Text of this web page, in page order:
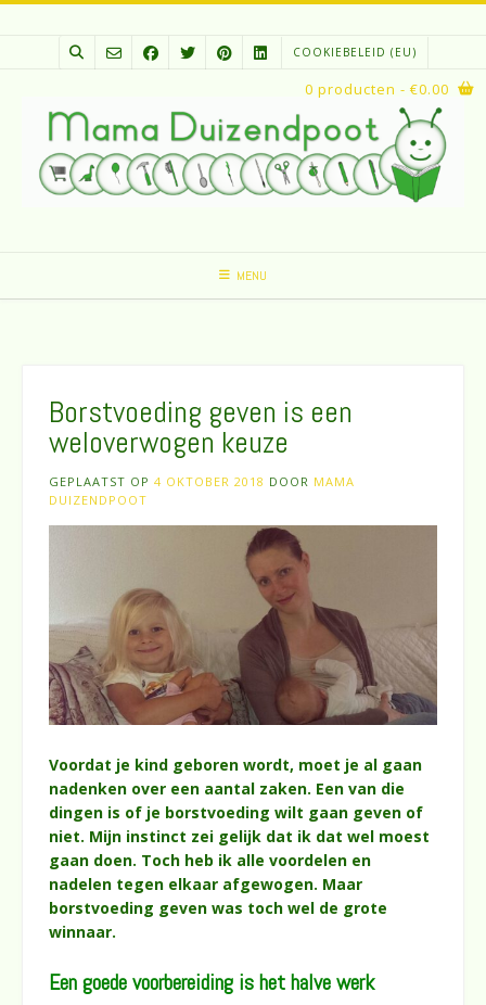
Spring
COOKIEBELEID (EU)
MENU
0 producten - €0.00
Borstvoeding geven is een
weloverwogen keuze
GEPLAATST OP 4 OKTOBER 2018 DOOR MAMA
DUIZENDPOOT
Voordat je kind geboren wordt, moet je al gaan
nadenken over een aantal zaken. Een van die
dingen is of je borstvoeding wilt gaan geven of
niet. Mijn instinct zei gelijk dat ik dat wel moest
gaan doen. Toch heb ik alle voordelen en
nadelen tegen elkaar afgewogen. Maar
borstvoeding geven was toch wel de grote
winnaar.
Een goede voorbereiding is het halve werk